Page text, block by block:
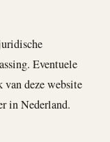
Eventuele
deze website
in Nederland.